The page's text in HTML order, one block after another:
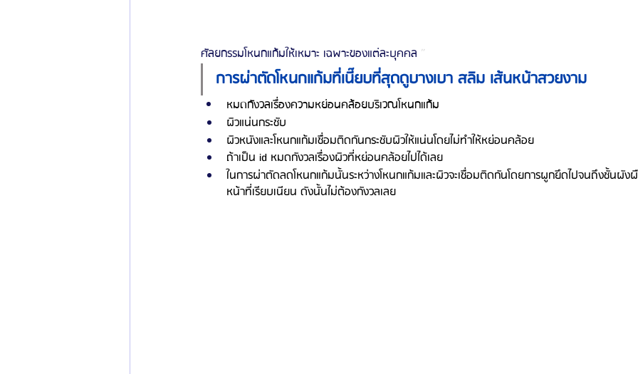
ศัลยกรรมโหนกแก้มให้เหมาะ เฉพาะของแต่ละบุคคล ”
การผ่าตัดโหนกแก้มที่เนี๊ยบที่สุดดูบางเบา สลิม เส้นหน้าสวยงาม
หมดกังวลเรื่องความหย่อนคล้อยบริเวณโหนกแก้ม
ผิวแน่นกระชับ
ผิวหนังและโหนกแก้มเชื่อมติดกันกระชับผิวให้แน่นโดยไม่ทำให้หย่อนคล้อย
ถ้าเป็น id หมดกังวลเรื่องผิวที่หย่อนคล้อยไปได้เลย
ในการผ่าตัดลดโหนกแก้มนั้นระหว่างโหนกแก้มและผิวจะเชื่อมติดกันโดยการผูกยึดไปจนถึงชั้นผังผื
หน้าที่เรียบเนียน ดังนั้นไม่ต้องกังวลเลย